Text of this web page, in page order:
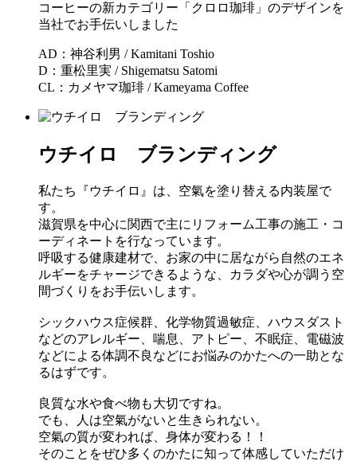
コーヒーの新カテゴリー「クロロ珈琲」のデザインを
当社でお手伝いしました
AD：神谷利男 / Kamitani Toshio
D：重松里実 / Shigematsu Satomi
CL：カメヤマ珈琲 / Kameyama Coffee
ウチイロ ブランディング
私たち『ウチイロ』は、空氣を塗り替える内装屋で
す。
滋賀県を中心に関西で主にリフォーム工事の施工・コ
ーディネートを行なっています。
呼吸する健康建材で、お家の中に居ながら自然のエネ
ルギーをチャージできるような、カラダや心が調う空
間づくりをお手伝いします。
シックハウス症候群、化学物質過敏症、ハウスダスト
などのアレルギー、喘息、アトピー、不眠症、電磁波
などによる体調不良などにお悩みのかたへの一助とな
るはずです。
良質な水や食べ物も大切ですね。
でも、人は空氣がないと生きられない。
空氣の質が変われば、身体が変わる！！
そのことをぜひ多くのかたに知って体感していただけ